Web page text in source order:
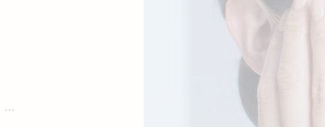
***